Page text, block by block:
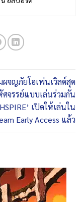
ผจญภัยโอเพ่นเวิลด์สุด
จรรย์แบบเล่นร่วมกัน
เปิดให้เล่นใน
Early Access แล้ว